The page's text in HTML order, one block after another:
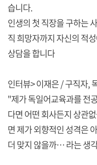
습니다.
인생의 첫 직장을 구하는
직 희망자까지 자신의 적
상담을 합니다
인터뷰> 이재은 / 구직자,
"제가 독일어교육과를 전
다면 어떤 회사든지 상관
면 제가 외향적인 성격은
더 맞지 않을까… 라는 생